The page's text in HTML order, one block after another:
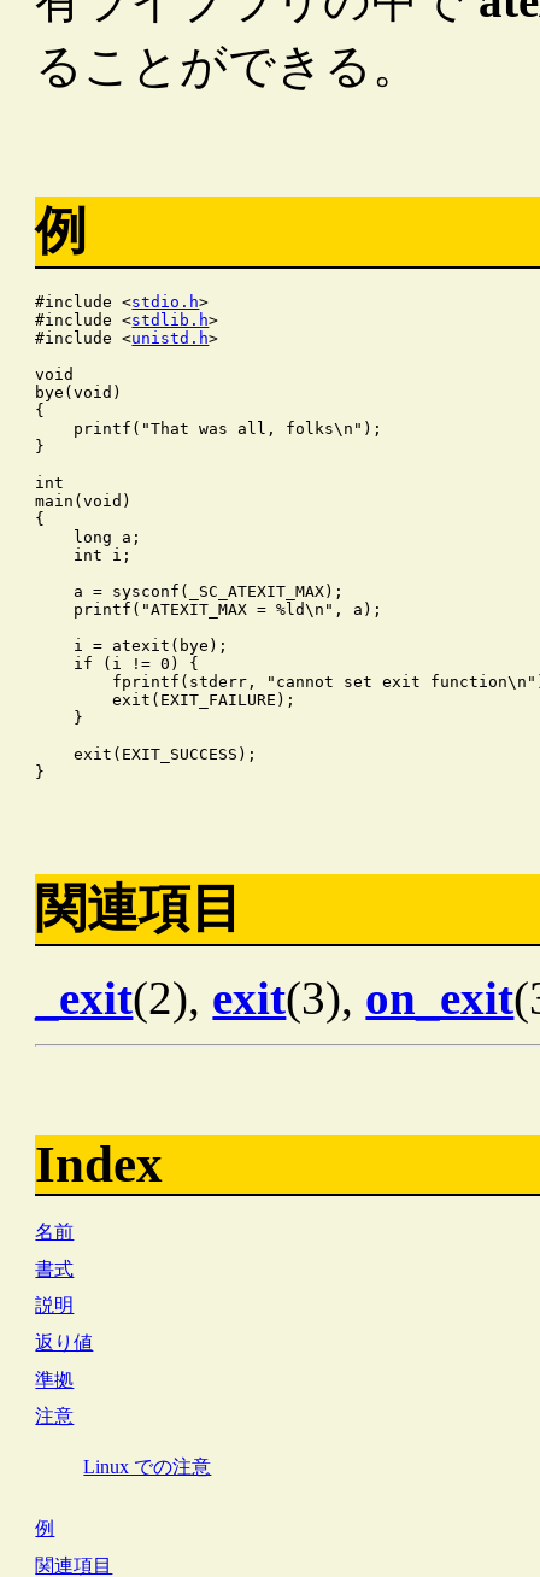
ることができる。
例
#include <stdio.h>
#include <stdlib.h>
#include <unistd.h>
void
bye(void)
{
    printf("That was all, folks\n");
}
int
main(void)
{
    long a;
    int i;
    a = sysconf(_SC_ATEXIT_MAX);
    printf("ATEXIT_MAX = %ld\n", a);
    i = atexit(bye);
    if (i != 0) {
fprintf(stderr, "cannot set exit
        exit(EXIT_FAILURE);
    }
    exit(EXIT_SUCCESS);
関連項目
_exit(2), exit(3), on_exit
Index
名前
書式
説明
返り値
準拠
注意
Linux での注意
例
関連項目